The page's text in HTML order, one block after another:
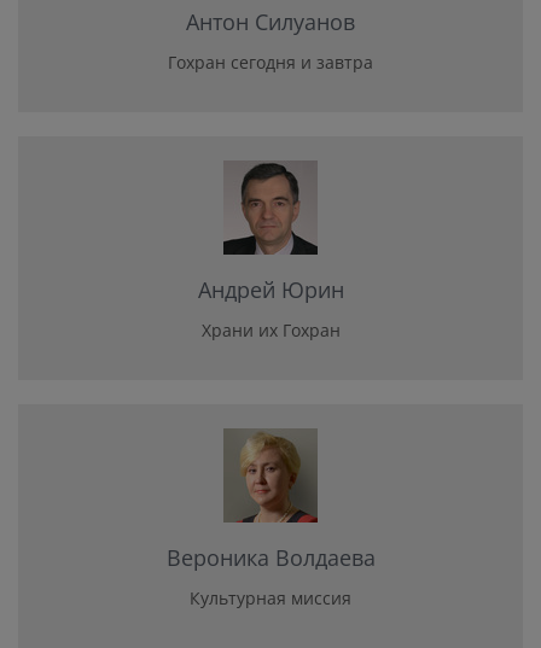
Антон Силуанов
Гохран сегодня и завтра
Андрей Юрин
Храни их Гохран
Вероника Волдаева
Культурная миссия